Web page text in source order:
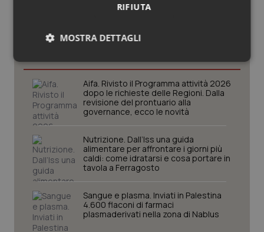
Scienza e Farmaci
Aifa. Rivisto il Programma attività 2026
dopo le richieste delle Regioni. Dalla
revisione del prontuario alla
governance, ecco le novità
Nutrizione. Dall’Iss una guida
alimentare per affrontare i giorni più
caldi: come idratarsi e cosa portare in
tavola a Ferragosto
Sangue e plasma. Inviati in Palestina
4.600 flaconi di farmaci
plasmaderivati nella zona di Nablus
RIFIUTA
MOSTRA DETTAGLI
Necessari Statistici Marketing
Necessari Statistici Marketing
I cookie necessari contribuiscono a rendere fruibile il
sito web abilitandone funzionalità di base quali la
protette del sito. Il sito web non è in grado di
funzionare correttamente senza questi cookie.
Nome